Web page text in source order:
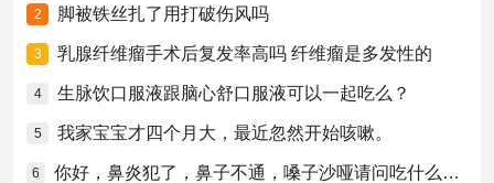
2 脚被铁丝扎了用打破伤风吗
3 乳腺纤维瘤手术后复发率高吗 纤维瘤是多发性的
4 生脉饮口服液跟脑心舒口服液可以一起吃么？
5 我家宝宝才四个月大，最近忽然开始咳嗽。
6 你好，鼻炎犯了，鼻子不通，嗓子沙哑请问吃什么药比较好？